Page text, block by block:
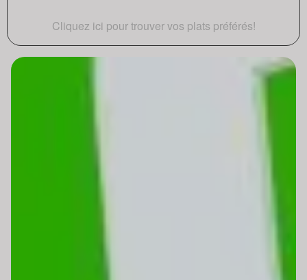
Cliquez ici pour trouver vos plats préférés!